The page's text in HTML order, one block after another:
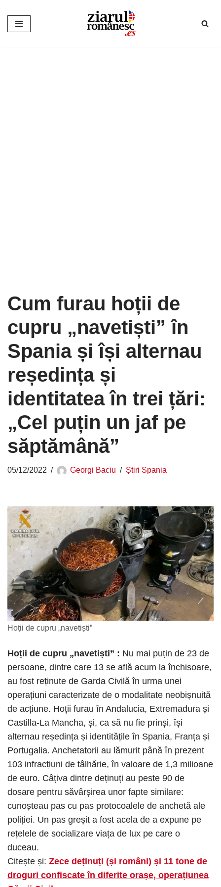
Sari
Cum furau hoții de
cupru „navetiști” în
Spania și își alternau
reședința și
identitatea în trei țări:
„Cel puțin un jaf pe
săptămână”
05/12/2022 Georgi Baciu Știri Spania
Hoții de cupru „navetiști”
Hoții de cupru „navetiști” : Nu mai puțin de 23 de
persoane, dintre care 13 se află acum la închisoare,
au fost reținute de Garda Civilă în urma unei
operațiuni caracterizate de o modalitate neobișnuită
de acțiune. Hoții furau în Andalucia, Extremadura și
Castilla-La Mancha, și, ca să nu fie prinși, își
alternau reședința și identitățile în ​​Spania, Franța și
Portugalia. Anchetatorii au lămurit până în prezent
103 infracțiuni de tâlhărie, în valoare de 1,3 milioane
de euro. Câțiva dintre deținuți au peste 90 de
dosare pentru săvârșirea unor fapte similare:
cunoșteau pas cu pas protocoalele de anchetă ale
poliției. Un pas greșit a fost acela de a expune pe
rețelele de socializare viața de lux pe care o
duceau.
Citește și: Zece deținuți (și români) și 11 tone de
droguri confiscate în diferite orașe, operațiunea